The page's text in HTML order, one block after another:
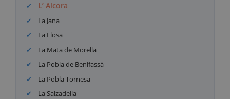
L’ Alcora
La Jana
La Llosa
La Mata de Morella
La Pobla de Benifassà
La Pobla Tornesa
La Salzadella